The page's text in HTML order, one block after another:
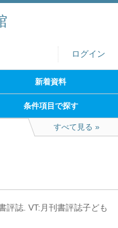
ログイン
新着資料
条件項目で探す
すべて見る
評誌. VT:月刊書評誌子ども